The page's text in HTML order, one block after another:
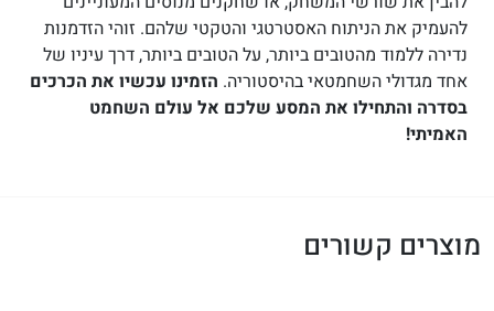
להעמיק את הניתוח האסטרטגי והטקטי שלהם. זוהי הזדמנות
נדירה ללמוד מהטובים ביותר, על הטובים ביותר, דרך עיניו של
אחד מגדולי השחמטאי בהיסטוריה. הזמינו עכשיו את הכרכים
בסדרה והתחילו את המסע שלכם אל עולם השחמט
האמיתי!
מוצרים קשורים